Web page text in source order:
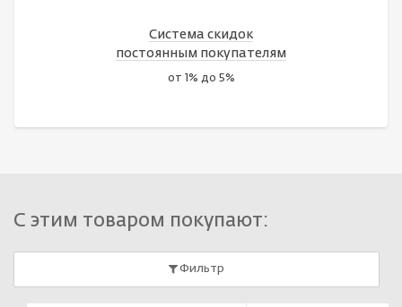
Система скидок
постоянным покупателям
от 1% до 5%
С этим товаром покупают:
Фильтр